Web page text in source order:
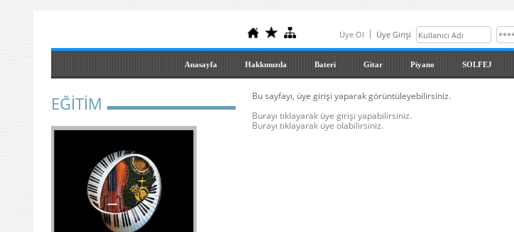
Üye Ol Üye Girişi
Anasayfa Hakkımızda Bateri Gitar Piyano SOLFEJ
EĞİTİM
Bu sayfayı, üye girişi yaparak görüntüleyebilirsiniz.
Burayı tıklayarak üye girişi yapabilirsiniz.
Burayı tıklayarak üye olabilirsiniz.